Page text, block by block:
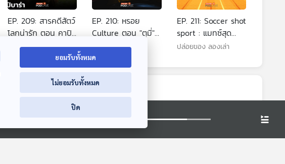
EP. 209: สารคดีสัตว์
โลกน่ารัก ตอน คาปิ
บาร่า | มหาวิทยาลัย
ปล่อยของ ลองเล่า
EP. 210: หรอย
Culture ตอน "ตูมี่"
เเกงปลาภูเก็ต |
มหาวิทยาลัยราชภัฏ
ภูเก็ต
ปล่อยของ ลองเล่า
EP. 211: Soccer shot
sport : แมทซ์สุด
อัปยศของทัพแซมบ้า
ปล่อยของ ลองเล่า
00:00:00
ยอมรับทั้งหมด
ไม่ยอมรับทั้งหมด
ปิด